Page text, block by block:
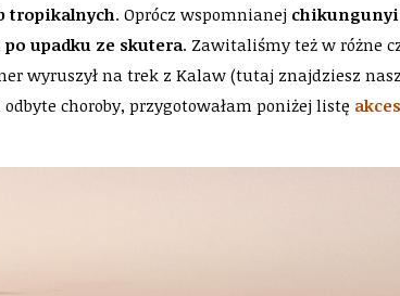
tropikalnych. Oprócz wspomnianej chikungunyi
upadku ze skutera. Zawitaliśmy też w różne
wyruszył na trek z Kalaw (tutaj znajdziesz
choroby, przygotowałam poniżej listę